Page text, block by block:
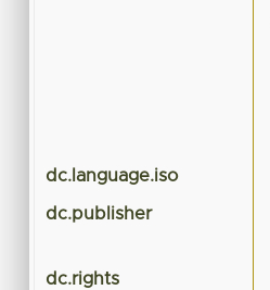
dc.language.iso
dc.publisher
dc.rights